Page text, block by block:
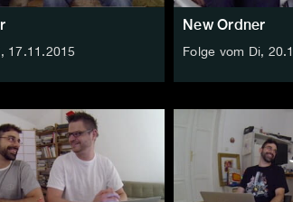
17.11.2015
New Ordner
Folge vom Di,